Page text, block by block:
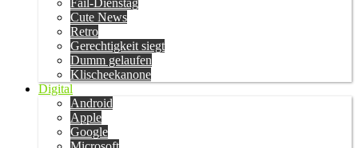
Fail-Dienstag
Cute News
Retro
Gerechtigkeit siegt
Dumm gelaufen
Klischeekanone
Digital
Android
Apple
Google